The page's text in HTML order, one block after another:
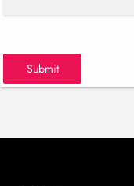
Submit